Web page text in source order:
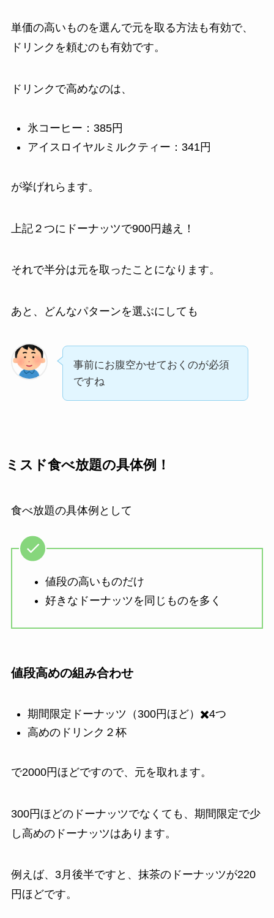
単価の高いものを選んで元を取る方法も有効で、
ドリンクを頼むのも有効です。
ドリンクで高めなのは、
氷コーヒー：385円
アイスロイヤルミルクティー：341円
が挙げれらます。
上記２つにドーナッツで900円越え！
それで半分は元を取ったことになります。
あと、どんなパターンを選ぶにしても
事前にお腹空かせておくのが必須
ですね
ミスド食べ放題の具体例！
食べ放題の具体例として
値段の高いものだけ
好きなドーナッツを同じものを多く
値段高めの組み合わせ
期間限定ドーナッツ（300円ほど）✖️4つ
高めのドリンク２杯
で2000円ほどですので、元を取れます。
300円ほどのドーナッツでなくても、期間限定で少
し高めのドーナッツはあります。
例えば、3月後半ですと、抹茶のドーナッツが220
円ほどです。